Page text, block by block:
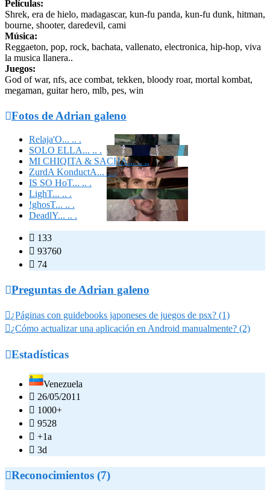
Películas:
Shrek, era de hielo, madagascar, kun-fu panda, kun-fu dunk, hitman,
bourne, shooter, daredevil, cami
Música:
Reggaeton, pop, rock, bachata, vallenato, electronica, hip-hop, viva
la musica llanera..
Juegos:
God of war, nfs, ace combat, tekken, bloody roar, mortal kombat,
megaman, guitar hero, mlb, pes, win
Fotos de Adrian galeno
Relaja'O... .. .
SOLO ELLA... .. .
MI CHIQITA & SACHA... .. ..
ZurdA KonductA... .. .
IS SO HoT... .. .
LighT... .. .
!ghosT... .. .
DeadlY... .. .
 133
 93760
 74
Preguntas de Adrian galeno
¿Páginas con guidebooks japoneses de juegos de psx? (1)
¿Cómo actualizar una aplicación en Android manualmente? (2)
Estadísticas
Venezuela
 26/05/2011
 1000+
 9528
 +1a
 3d
Reconocimientos (7)